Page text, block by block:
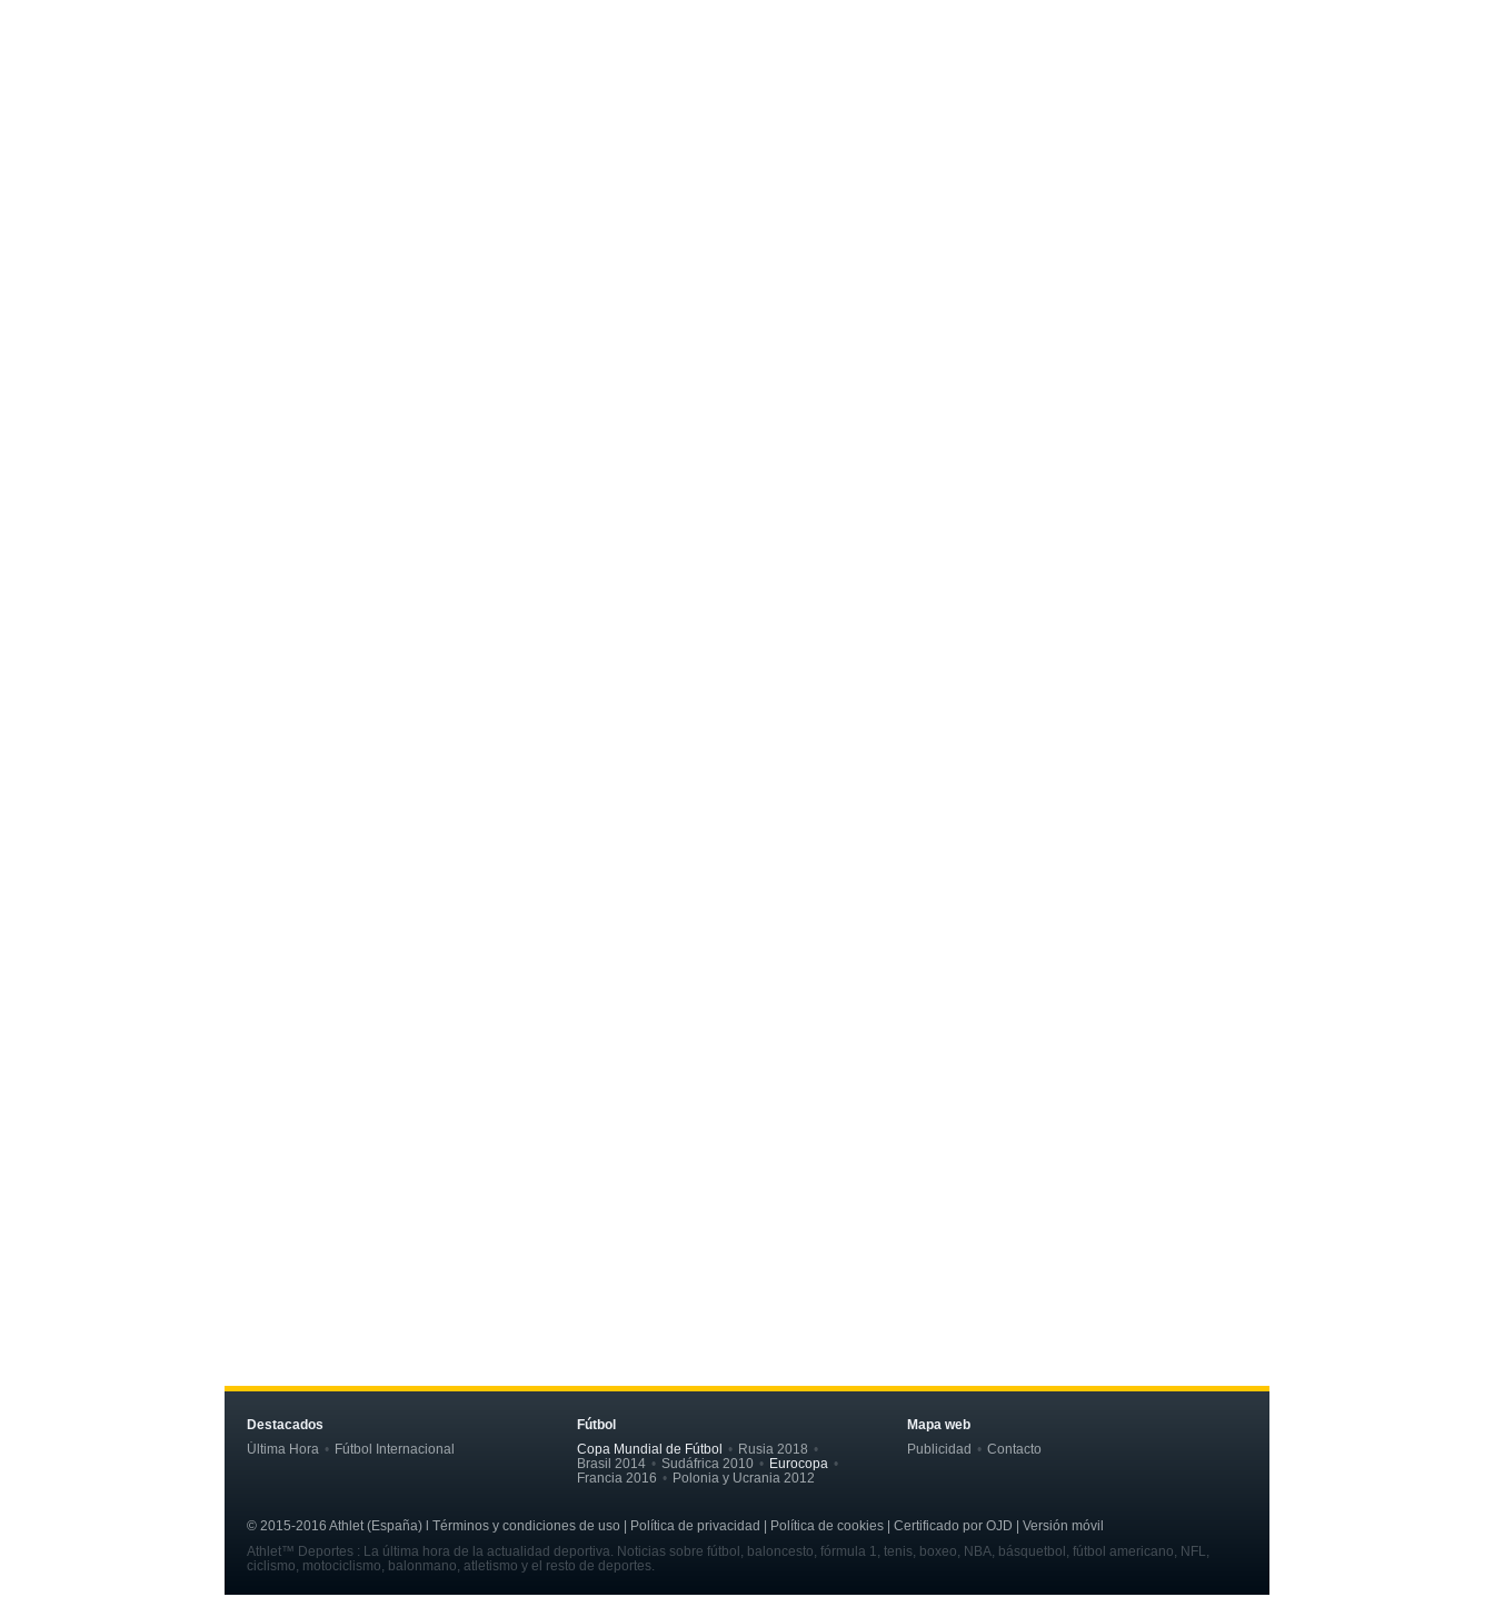
Destacados
Última Hora
Fútbol Internacional
Fútbol
Copa Mundial de Fútbol
Rusia 2018
Brasil 2014
Sudáfrica 2010
Eurocopa
Francia 2016
Polonia y Ucrania 2012
Mapa web
Publicidad
Contacto
© 2015-2016 Athlet (España) l Términos y condiciones de uso | Política de privacidad | Política de cookies | Certificado por OJD | Versión móvil
Athlet™ Deportes : La última hora de la actualidad deportiva. Noticias sobre fútbol, baloncesto, fórmula 1, tenis, boxeo, NBA, básquetbol, fútbol americano, NFL,
ciclismo, motociclismo, balonmano, atletismo y el resto de deportes.